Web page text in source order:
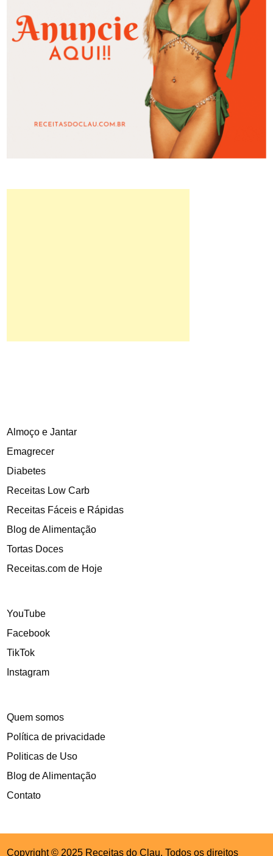
Almoço e Jantar
Emagrecer
Diabetes
Receitas Low Carb
Receitas Fáceis e Rápidas
Blog de Alimentação
Tortas Doces
Receitas.com de Hoje
YouTube
Facebook
TikTok
Instagram
Quem somos
Política de privacidade
Politicas de Uso
Blog de Alimentação
Contato
Copyright © 2025 Receitas do Clau. Todos os direitos